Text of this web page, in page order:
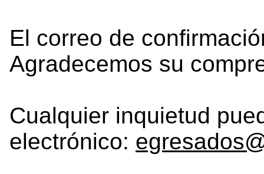
El correo de
Agradecemos su
Cualquier inquietud
electrónico: